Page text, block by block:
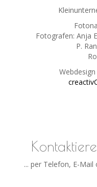
Fotografen: Anja
P.
... per Telefon, E-